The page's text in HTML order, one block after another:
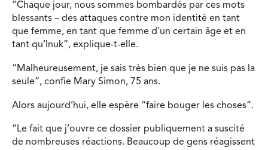
“Chaque jour, nous sommes bombardés par ces mots
blessants – des attaques contre mon identité en tant
que femme, en tant que femme d’un certain âge et en
tant qu’Inuk”, explique-t-elle.
“Malheureusement, je sais très bien que je ne suis pas la
seule”, confie Mary Simon, 75 ans.
Alors aujourd’hui, elle espère “faire bouger les choses”.
“Le fait que j’ouvre ce dossier publiquement a suscité
de nombreuses réactions. Beaucoup de gens réagissent